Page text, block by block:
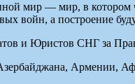
мир — мир, в котором
войн, а построение
и Юристов СНГ за
Армении,